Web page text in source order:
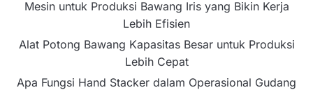
Mesin untuk Produksi Bawang Iris yang Bikin Kerja
Lebih Efisien
Alat Potong Bawang Kapasitas Besar untuk Produksi
Lebih Cepat
Apa Fungsi Hand Stacker dalam Operasional Gudang